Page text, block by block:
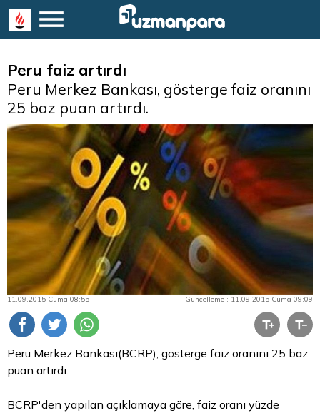
Peru faiz artırdı
Peru Merkez Bankası, gösterge faiz oranını
25 baz puan artırdı.
11.09.2015 Cuma 08:55 Güncelleme : 11.09.2015 Cuma 09:09
Peru Merkez Bankası(BCRP), gösterge faiz oranını 25 baz
puan artırdı.
BCRP'den yapılan açıklamaya göre, faiz oranı yüzde